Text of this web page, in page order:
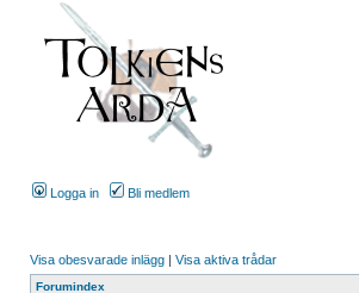
Logga in Bli medlem
Visa obesvarade inlägg | Visa aktiva trådar
Forumindex